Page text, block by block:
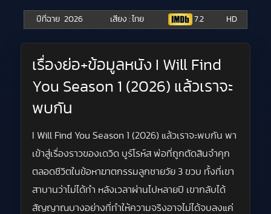
ปีที่ฉาย 2026 เสียง : ไทย 7.2 HD
เรื่องย่อ+ข้อมูลหนัง I Will Find
You Season 1 (2026) แล้วเราจะ
พบกัน
I Will Find You Season 1 (2026) แล้วเราจะพบกัน พา
เข้าสู่เรื่องราวของเดวิด บูร์โรห์ส พ่อที่ถูกตัดสินจำคุก
ตลอดชีวิตในข้อหาฆาตกรรมลูกชายวัย 3 ขวบ ทั้งที่เขา
สาบานว่าไม่ได้ทำ หลังเวลาผ่านไปหลายปี เขากลับได้
สัญญาณบางอย่างที่ทำให้ความจริงอาจไม่ได้จบลงแค่